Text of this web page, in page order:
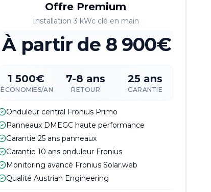
Offre Premium
Installation 3 kWc clé en main
À partir de 8 900€
1 500€
ÉCONOMIES/AN
7-8 ans
RETOUR
25 ans
GARANTIE
Onduleur central Fronius Primo
Panneaux DMEGC haute performance
Garantie 25 ans panneaux
Garantie 10 ans onduleur Fronius
Monitoring avancé Fronius Solar.web
Qualité Austrian Engineering